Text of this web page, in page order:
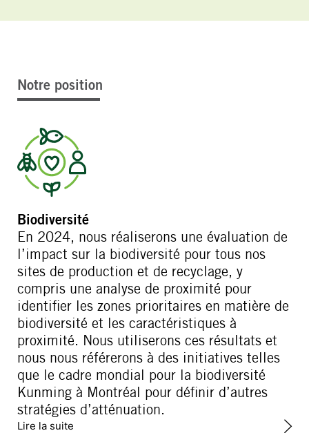
Notre position
Biodiversité
En 2024, nous réaliserons une évaluation de
l’impact sur la biodiversité pour tous nos
sites de production et de recyclage, y
compris une analyse de proximité pour
identifier les zones prioritaires en matière de
biodiversité et les caractéristiques à
proximité. Nous utiliserons ces résultats et
nous nous référerons à des initiatives telles
que le cadre mondial pour la biodiversité
Kunming à Montréal pour définir d’autres
stratégies d’atténuation.
Lire la suite